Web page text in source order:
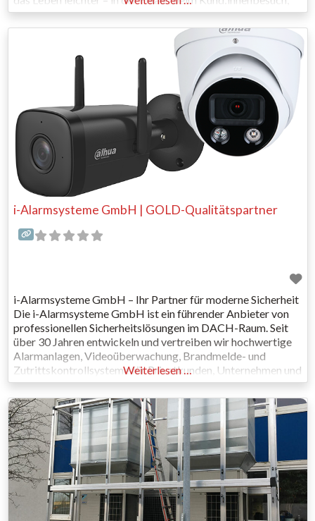
per Telefon oder online – wie auch immer wir gebraucht
werden. Sonepar Österreich gehört zur Sonepar Gruppe, als
multinationales Unternehmen bieten wir unseren Kund:innen
soviel Regionalität wie möglich
i-Alarmsysteme GmbH | GOLD-Qualitätspartner
i-Alarmsysteme GmbH – Ihr Partner für moderne Sicherheit
Die i-Alarmsysteme GmbH ist ein führender Anbieter von
professionellen Sicherheitslösungen im DACH-Raum. Seit
über 30 Jahren entwickeln und vertreiben wir hochwertige
Alarmanlagen, Videoüberwachung, Brandmelde- und
Zutrittskontrollsysteme für Privatkunden, Unternehmen und
Facherrichter. Mit maßgeschneiderten
Sicherheitskonzepten, schnellen Lieferzeiten, technischem
Support und kostenlosen Schulungen unterstützen wir
unsere Kunden dabei, Objekte zuverlässig zu schützen. Als
Familienunternehmen
Weiterlesen …